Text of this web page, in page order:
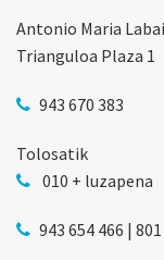
Antonio Maria
Trianguloa Plaza 1
943 670 383
Tolosatik
010 + luzapena
943 654 466 |